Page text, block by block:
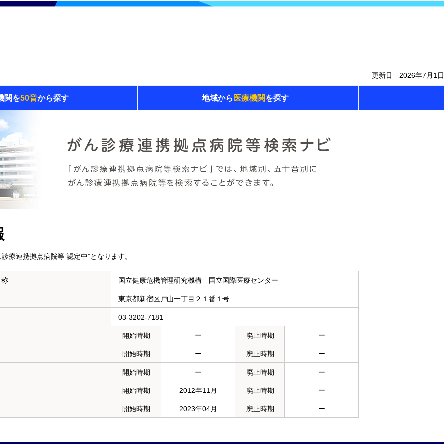
更新日 2026年7月1日
関を50音から探す 地域から 医療機関を探す
療連携拠点病院等”認定中”となります。
国立健康危機管理研究機構 国立国際医療センター
東京都新宿区戸山一丁目２１番１号
03-3202-7181
開始時期 ー 廃止時期 ー
開始時期 ー 廃止時期 ー
開始時期 ー 廃止時期 ー
開始時期 2012年11月 廃止時期 ー
開始時期 2023年04月 廃止時期 ー